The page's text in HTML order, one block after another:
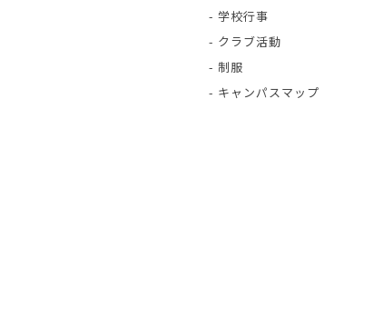
- 学校行事
- クラブ活動
- 制服
- キャンパスマップ